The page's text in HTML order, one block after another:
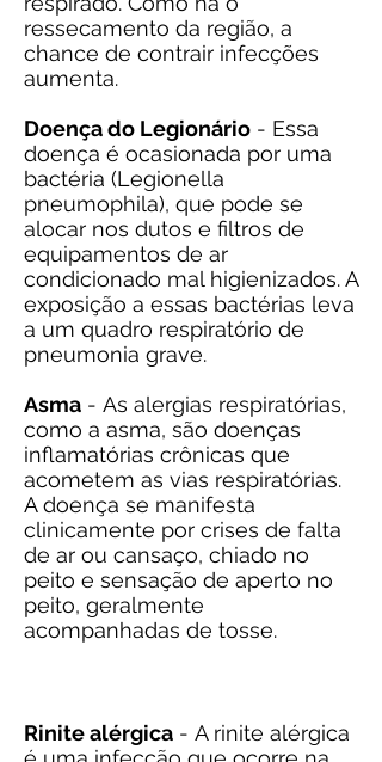
ressecamento da região, a
chance de contrair infecções
aumenta.
Doença do Legionário - Essa
doença é ocasionada por uma
bactéria (Legionella
pneumophila), que pode se
alocar nos dutos e filtros de
equipamentos de ar
condicionado mal higienizados. A
exposição a essas bactérias leva
a um quadro respiratório de
pneumonia grave.
Asma - As alergias respiratórias,
como a asma, são doenças
inflamatórias crônicas que
acometem as vias respiratórias.
A doença se manifesta
clinicamente por crises de falta
de ar ou cansaço, chiado no
peito e sensação de aperto no
peito, geralmente
acompanhadas de tosse.
Rinite alérgica - A rinite alérgica